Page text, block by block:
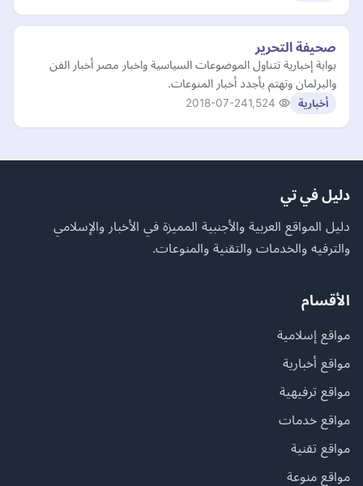
صحيفة التحرير
بوابة إخبارية تتناول الموضوعات السياسية واخبار مصر أخبار الفن
والبرلمان وتهتم بأجدد أخبار المنوعات.
أخبارية 2018-07-24
دليل في تي
دليل المواقع العربية والأجنبية المميزة في الأخبار والإسلامي
والترفيه والخدمات والتقنية والمنوعات.
الأقسام
مواقع إسلامية
مواقع أخبارية
مواقع ترفيهية
مواقع خدمات
مواقع تقنية
مواقع منوعة